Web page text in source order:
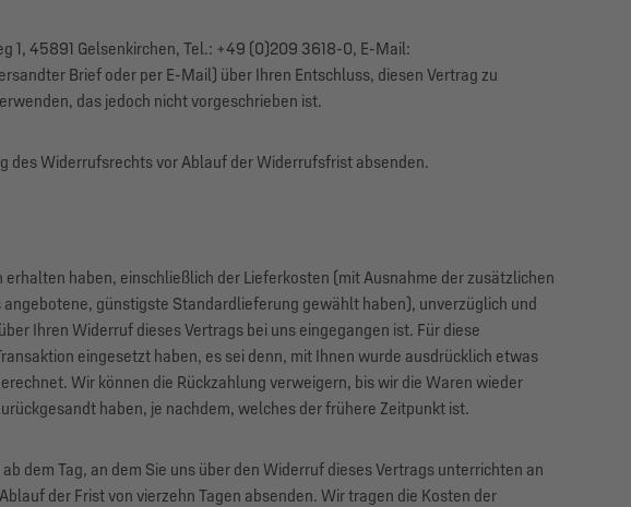
1, 45891 Gelsenkirchen, Tel.: +49 (0)209 3618-0, E-Mail:
Brief oder per E-Mail) über Ihren Entschluss, diesen Vertrag zu
das jedoch nicht vorgeschrieben ist.
des Widerrufsrechts vor Ablauf der Widerrufsfrist absenden.
haben, einschließlich der Lieferkosten (mit Ausnahme der zusätzlichen
günstigste Standardlieferung gewählt haben), unverzüglich und
Ihren Widerruf dieses Vertrags bei uns eingegangen ist. Für diese
eingesetzt haben, es sei denn, mit Ihnen wurde ausdrücklich etwas
Wir können die Rückzahlung verweigern, bis wir die Waren wieder
haben, je nachdem, welches der frühere Zeitpunkt ist.
dem Tag, an dem Sie uns über den Widerruf dieses Vertrags unterrichten an
der Frist von vierzehn Tagen absenden. Wir tragen die Kosten der